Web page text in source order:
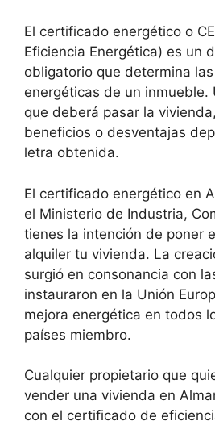
El certificado energético o
Eficiencia Energética) es un
obligatorio que determina
energéticas de un inmueble.
que deberá pasar la
beneficios o desventajas
letra obtenida.
El certificado energético en
el Ministerio de Industria,
tienes la intención de poner
alquiler tu vivienda. La
surgió en consonancia con
instauraron en la Unión
mejora energética en todos
países miembro.
Cualquier propietario que
vender una vivienda en
con el certificado de